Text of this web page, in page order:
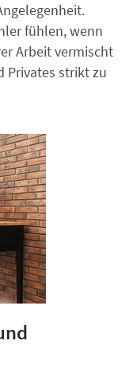
fühlen, wenn
Arbeit vermischt
Privates strikt zu